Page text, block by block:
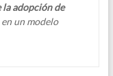
la adopción de
un modelo